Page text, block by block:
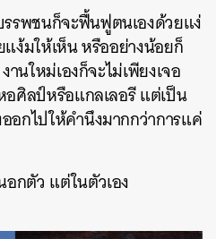
รพชนก็จะฟื้นฟูตนเองด้วยแง่
ง้มให้เห็น หรืออย่างน้อยก็
นใหม่เองก็จะไม่เพียงเจอ
ศิลป์หรือแกลเลอรี แต่เป็น
กไปให้คำนึงมากกว่าการแค่
อกตัว แต่ในตัวเอง